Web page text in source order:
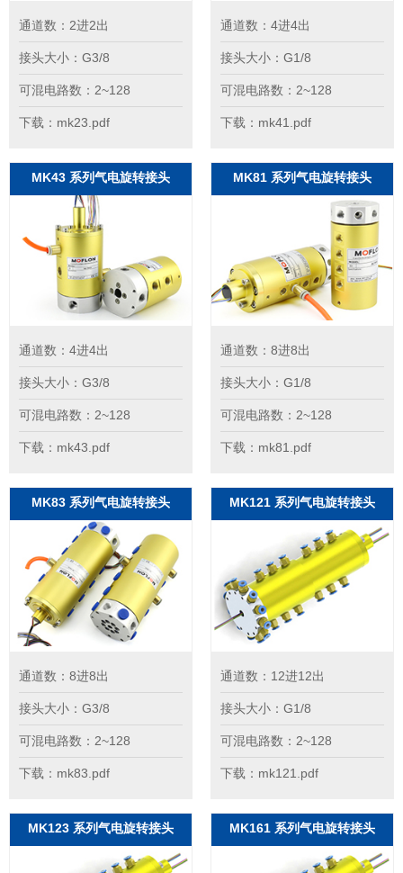
通道数：2进2出
接头大小：G3/8
可混电路数：2~128
下载：mk23.pdf
通道数：4进4出
接头大小：G1/8
可混电路数：2~128
下载：mk41.pdf
MK43 系列气电旋转接头
通道数：4进4出
接头大小：G3/8
可混电路数：2~128
下载：mk43.pdf
MK81 系列气电旋转接头
通道数：8进8出
接头大小：G1/8
可混电路数：2~128
下载：mk81.pdf
MK83 系列气电旋转接头
通道数：8进8出
接头大小：G3/8
可混电路数：2~128
下载：mk83.pdf
MK121 系列气电旋转接头
通道数：12进12出
接头大小：G1/8
可混电路数：2~128
下载：mk121.pdf
MK123 系列气电旋转接头 MK161 系列气电旋转接头